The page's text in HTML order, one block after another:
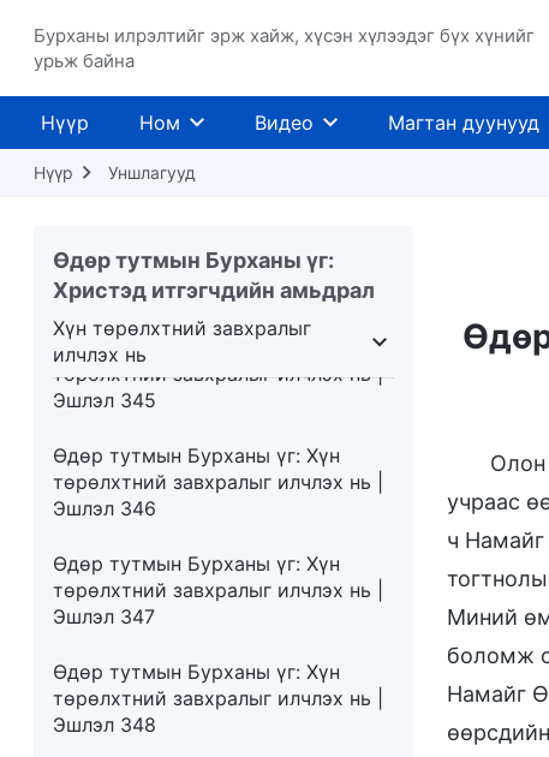
Бурханы илрэлтийг эрж хайж, хүсэн хүлээдэг бүх хүнийг
урьж байна
Нүүр Ном Видео Магтан дуунууд
Нүүр Уншлагууд
Өдөр тутмын Бурханы үг:
Христэд итгэгчдийн амьдрал
Хүн төрөлхтний завхралыг
илчлэх нь
нь Хүн төрөлхтний завхралыг илчлэх нь
Өдөр тутмын Бурханы үг: Хүн
төрөлхтний завхралыг илчлэх нь |
Эшлэл 342
Өдөр тутмын Бурханы үг: Хүн
Эшлэл 343
төрөлхтний завхралыг илчлэх нь |
Эшлэл 344
Өдөр тутмын Бурханы үг: Хүн
төрөлхтний завхралыг илчлэх нь |
Эшлэл 345
Өдөр тутмын Бурханы үг: Хүн
төрөлхтний завхралыг илчлэх нь |
Эшлэл 346
Өдөр тутмын Бурханы үг: Хүн
төрөлхтний завхралыг илчлэх нь |
Эшлэл 347
Өдөр тутмын Бурханы үг: Хүн
төрөлхтний завхралыг илчлэх нь |
Эшлэл 348
Олон
учраас
ч Намайг
Миний
боломж
Намайг